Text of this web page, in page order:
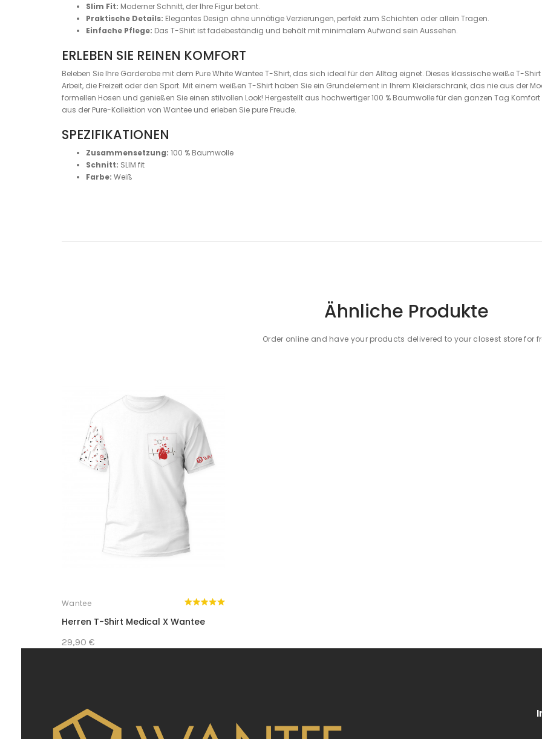
Slim Fit: Moderner Schnitt, der Ihre Figur betont.
Praktische Details: Elegantes Design ohne unnötige Verzierungen, perfekt zum Schichten oder allein Tragen.
Einfache Pflege: Das T-Shirt ist fadebeständig und behält mit minimalem Aufwand sein Aussehen.
ERLEBEN SIE REINEN KOMFORT
Beleben Sie Ihre Garderobe mit dem Pure White Wantee T-Shirt, das sich ideal für den Alltag eignet. Dieses klassische weiße T-
Arbeit, die Freizeit oder den Sport. Mit einem weißen T-Shirt haben Sie ein Grundelement in Ihrem Kleiderschrank, das nie aus der
formellen Hosen und genießen Sie einen stilvollen Look! Hergestellt aus hochwertiger 100 % Baumwolle für den ganzen Tag
aus der Pure-Kollektion von Wantee und erleben Sie pure Freude.
SPEZIFIKATIONEN
Zusammensetzung: 100 % Baumwolle
Schnitt: SLIM fit
Farbe: Weiß
Ähnliche Produkte
Order online and have your products delivered to your closest store for
Wantee
Herren T-Shirt Medical X Wantee
29,90 €